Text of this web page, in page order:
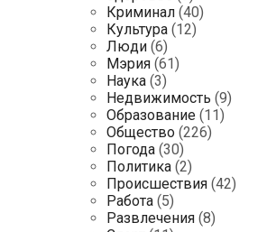
Криминал (40)
Культура (12)
Люди (6)
Мэрия (61)
Наука (3)
Недвижимость (9)
Образование (11)
Общество (226)
Погода (30)
Политика (2)
Происшествия (42)
Работа (5)
Развлечения (8)